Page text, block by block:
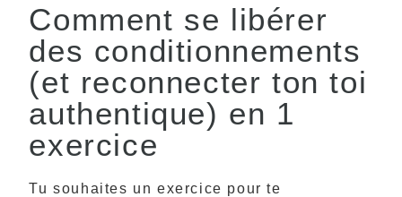
Comment se libérer
des conditionnements
(et reconnecter ton toi
authentique) en 1
exercice
Tu souhaites un exercice pour te